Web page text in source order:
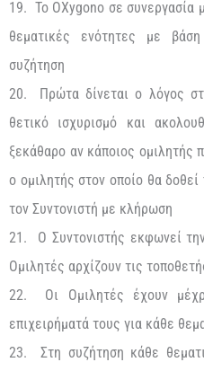
19. Το OXygono σε συνεργασία
θεματικές ενότητες με
συζήτηση
20. Πρώτα δίνεται ο λόγος
θετικό ισχυρισμό και
ξεκάθαρο αν κάποιος ομιλητής
ο ομιλητής στον οποίο θα
τον Συντονιστή με κλήρωση
21. Ο Συντονιστής εκφωνεί
Ομιλητές αρχίζουν τις
22. Οι Ομιλητές έχουν
επιχειρήματά τους για κάθε
23. Στη συζήτηση κάθε